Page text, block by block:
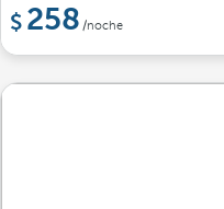
258 /noche